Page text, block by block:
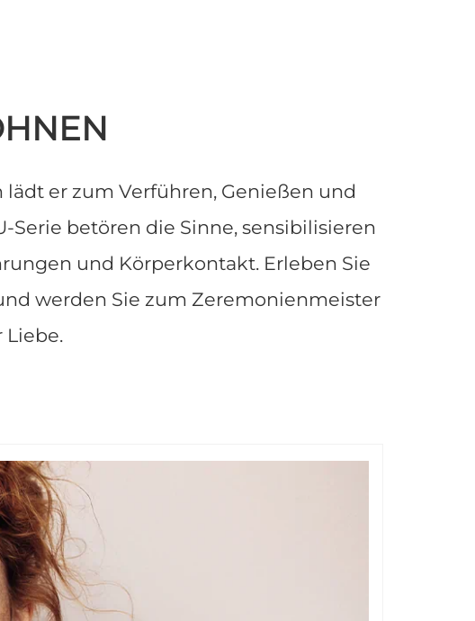
er zum Verführen, Genießen und
Serie betören die Sinne, sensibilisieren
und Körperkontakt. Erleben Sie
werden Sie zum Zeremonienmeister
Liebe.